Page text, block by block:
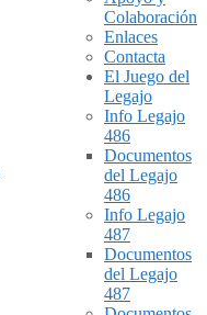
Colaboración
Enlaces
Contacta
El Juego del
Legajo
Info Legajo
486
Documentos
del Legajo
486
Info Legajo
487
Documentos
del Legajo
487